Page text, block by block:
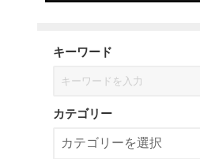
キーワード
カテゴリー